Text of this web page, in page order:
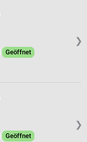
❯
Geöffnet
❯
Geöffnet